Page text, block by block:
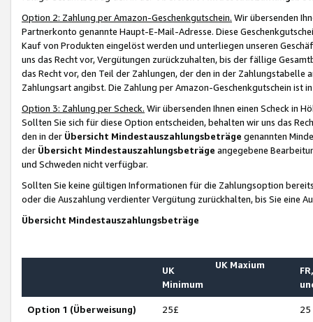
Option 2: Zahlung per Amazon-Geschenkgutschein. Wir übersenden
Partnerkonto genannte Haupt-E-Mail-Adresse. Diese
Kauf von Produkten eingelöst werden und unterliegen unseren
uns das Recht vor, Vergütungen zurückzuhalten, bis der fällige
das Recht vor, den Teil der Zahlungen, der den in der
Zahlungsart angibst. Die Zahlung per Amazon-Geschenkgutschein ist
Option 3: Zahlung per Scheck. Wir übersenden Ihnen einen Scheck in
Sollten Sie sich für diese Option entscheiden, behalten wir uns das
den in der Übersicht Mindestauszahlungsbeträge genannten
der Übersicht Mindestauszahlungsbeträge angegebene
und Schweden nicht verfügbar.
Sollten Sie keine gültigen Informationen für die Zahlungsoption
oder die Auszahlung verdienter Vergütung zurückhalten, bis Sie
Übersicht Mindestauszahlungsbeträge
UK
Minimum
UK Maxium
Option 1 (Überweisung) 25£ 25